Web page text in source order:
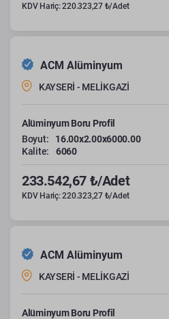
KDV Hariç: 220.323,27 ₺/Adet
ACM Alüminyum
KAYSERİ - MELİKGAZİ
Alüminyum Boru Profil
Boyut:
16.00x2.00x6000.00
Kalite:
6060
233.542,67 ₺/Adet
KDV Hariç: 220.323,27 ₺/Adet
ACM Alüminyum
KAYSERİ - MELİKGAZİ
Alüminyum Boru Profil